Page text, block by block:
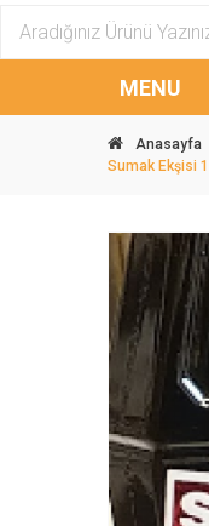
Anasayfa
Sumak Ekşisi